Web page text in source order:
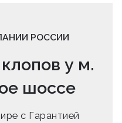
РОССИИ
у м.
шоссе
с Гарантией